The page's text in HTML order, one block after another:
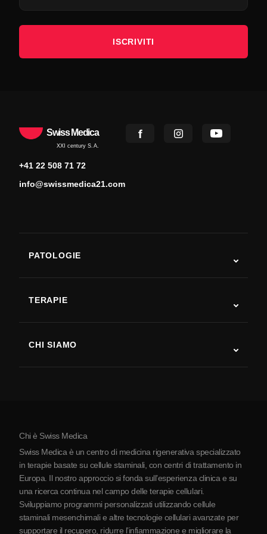
ISCRIVITI
Swiss Medica
XXI century S.A.
+41 22 508 71 72
info@swissmedica21.com
PATOLOGIE
Malattia di Parkinson
Artrite
TERAPIE
CHI SIAMO
La Serbia
Partnership
Chi è Swiss Medica
Swiss Medica è un centro di medicina rigenerativa specializzato
in terapie basate su cellule staminali, con centri di trattamento in
Europa. Il nostro approccio si fonda sull’esperienza clinica e su
una ricerca continua nel campo delle terapie cellulari.
Sviluppiamo programmi personalizzati utilizzando cellule
staminali mesenchimali e altre tecnologie cellulari avanzate per
supportare il recupero, ridurre l’infiammazione e migliorare la